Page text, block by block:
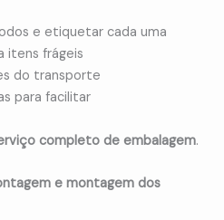
e etiquetar cada uma
itens frágeis
do transporte
para facilitar
completo de embalagem.
e montagem dos